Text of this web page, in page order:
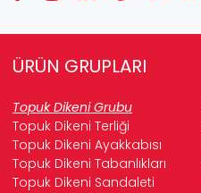
ÜRÜN GRUPLARI
Topuk Dikeni Grubu
Topuk Dikeni Terliği
Topuk Dikeni Ayakkabısı
Topuk Dikeni Tabanlıkları
Topuk Dikeni Sandaleti